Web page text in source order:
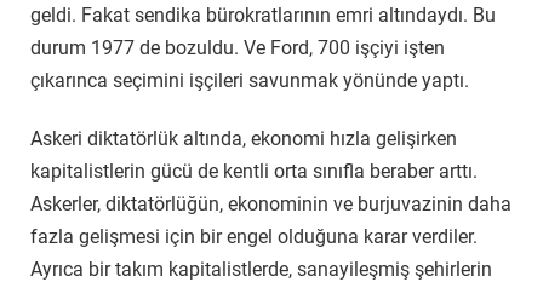
geldi. Fakat sendika bürokratlarının emri altındaydı. Bu
durum 1977 de bozuldu. Ve Ford, 700 işçiyi işten
çıkarınca seçimini işçileri savunmak yönünde yaptı.
Askeri diktatörlük altında, ekonomi hızla gelişirken
kapitalistlerin gücü de kentli orta sınıfla beraber arttı.
Askerler, diktatörlüğün, ekonominin ve burjuvazinin daha
fazla gelişmesi için bir engel olduğuna karar verdiler.
Ayrıca bir takım kapitalistlerde, sanayileşmiş şehirlerin